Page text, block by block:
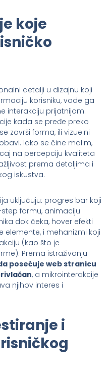
koje
detalji u dizajnu koji
korisniku, vode ga
interakciju prijatnijom.
kada se pređe preko
završi forma, ili vizuelni
Iako se čine malim,
na percepciju kvaliteta
prema detaljima i
iskustva.
uključuju: progres bar koji
formu, animaciju
dok čeka, hover efekti
elemente, i mehanizmi koji
(kao što je
Prema istraživanju
posećuje web stranicu
, a mikrointerakcije
njihov interes i
i